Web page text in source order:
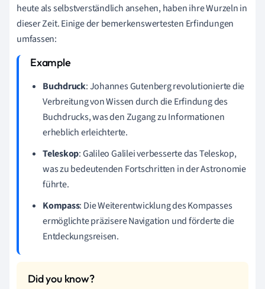
heute als selbstverständlich ansehen, haben ihre Wurzeln in
dieser Zeit. Einige der bemerkenswertesten Erfindungen
umfassen:
Buchdruck: Johannes Gutenberg revolutionierte die
Verbreitung von Wissen durch die Erfindung des
Buchdrucks, was den Zugang zu Informationen
erheblich erleichterte.
Teleskop: Galileo Galilei verbesserte das Teleskop,
was zu bedeutenden Fortschritten in der Astronomie
führte.
Kompass: Die Weiterentwicklung des Kompasses
ermöglichte präzisere Navigation und förderte die
Entdeckungsreisen.